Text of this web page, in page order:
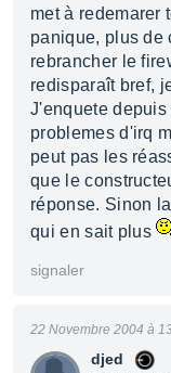
met à redemarer
panique, plus de
rebrancher le
redisparaît bref,
J'enquete
problemes d'irq
peut pas les
que le
réponse. Sinon
qui en sait plus
signaler
djed
22 Novembre 2004 à